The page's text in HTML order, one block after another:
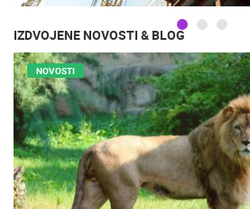
IZDVOJENE NOVOSTI & BLOG
NOVOSTI